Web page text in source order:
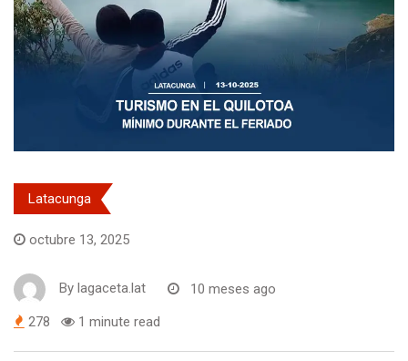
Latacunga
octubre 13, 2025
By lagaceta.lat 10 meses ago
278 1 minute read